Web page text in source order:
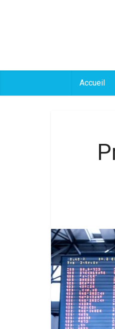
Accueil